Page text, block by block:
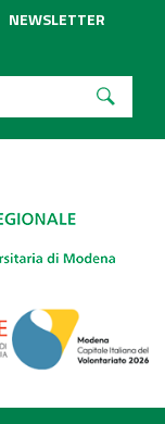
NEWSLETTER